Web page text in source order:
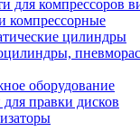
для компрессоров
компрессорные
цилиндры
оборудование
правки дисков